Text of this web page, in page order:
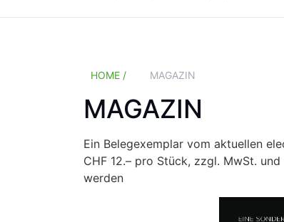
HOME / MAGAZIN
MAGAZIN
Ein Belegexemplar vom aktuellen
CHF 12.– pro Stück, zzgl. MwSt.
werden